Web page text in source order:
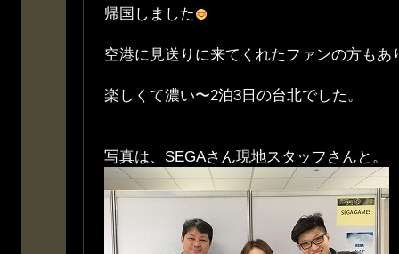
帰国しました
空港に見送りに来てくれたファンの方もあ
楽しくて濃い〜2泊3日の台北でした。
写真は、SEGAさん現地スタッフさんと。